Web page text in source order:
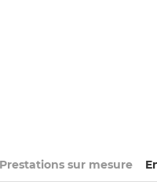
Prestations sur mesure